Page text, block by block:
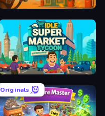
Gas Station
Idle Supermarket Tycoon
Originals